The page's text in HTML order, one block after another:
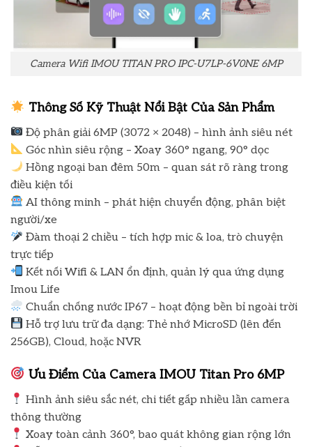
Camera Wifi IMOU TITAN PRO IPC-U7LP-6V0NE 6MP
Thông Số Kỹ Thuật Nổi Bật Của Sản Phẩm
Độ phân giải 6MP (3072 × 2048) – hình ảnh siêu nét
Góc nhìn siêu rộng – Xoay 360° ngang, 90° dọc
Hồng ngoại ban đêm 50m – quan sát rõ ràng trong
điều kiện tối
AI thông minh – phát hiện chuyển động, phân biệt
người/xe
Đàm thoại 2 chiều – tích hợp mic & loa, trò chuyện
trực tiếp
Kết nối Wifi & LAN ổn định, quản lý qua ứng dụng
Imou Life
Chuẩn chống nước IP67 – hoạt động bền bỉ ngoài trời
Hỗ trợ lưu trữ đa dạng: Thẻ nhớ MicroSD (lên đến
256GB), Cloud, hoặc NVR
Ưu Điểm Của Camera IMOU Titan Pro 6MP
Hình ảnh siêu sắc nét, chi tiết gấp nhiều lần camera
thông thường
Xoay toàn cảnh 360°, bao quát không gian rộng lớn